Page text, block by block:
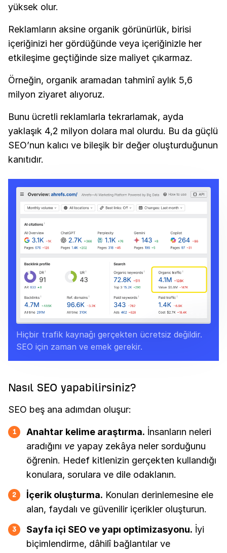
yüksek olur.
Reklamların aksine organik görünürlük, birisi
içeriğinizi her gördüğünde veya içeriğinizle her
etkileşime geçtiğinde size maliyet çıkarmaz.
Örneğin, organik aramadan tahminî aylık 5,6
milyon ziyaret alıyoruz.
Bunu ücretli reklamlarla tekrarlamak, ayda
yaklaşık 4,2 milyon dolara mal olurdu. Bu da güçlü
SEO’nun kalıcı ve bileşik bir değer oluşturduğunun
kanıtıdır.
Hiçbir trafik kaynağı gerçekten ücretsiz değildir.
SEO için zaman ve emek gerekir.
Nasıl SEO yapabilirsiniz?
SEO beş ana adımdan oluşur:
1 Anahtar kelime araştırma. İnsanların neleri
aradığını ve yapay zekâya neler sorduğunu
öğrenin. Hedef kitlenizin gerçekten kullandığı
konulara, sorulara ve dile odaklanın.
2 İçerik oluşturma. Konuları derinlemesine ele
alan, faydalı ve güvenilir içerikler oluşturun.
3 Sayfa içi SEO ve yapı optimizasyonu. İyi
biçimlendirme, dâhilî bağlantılar ve